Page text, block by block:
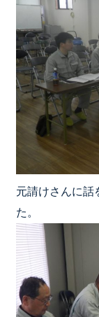
元請けさんに話
た。
最初は